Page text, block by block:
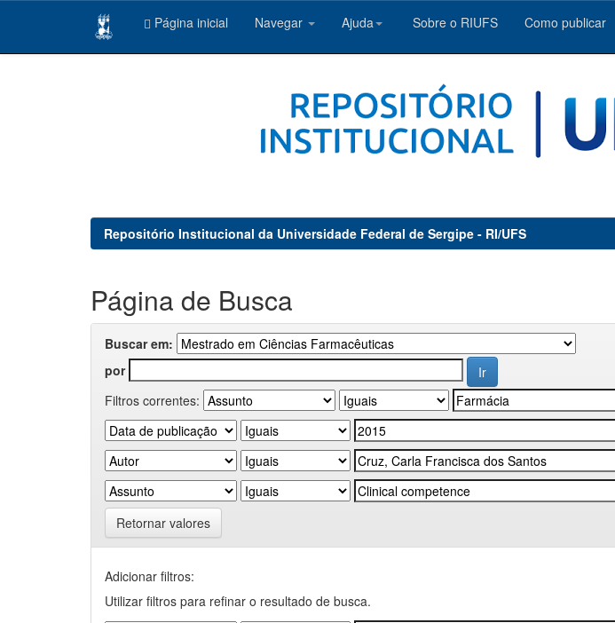
Página inicial Navegar Ajuda Sobre o RIUFS Como publicar
Repositório Institucional da Universidade Federal de Sergipe - RI/UFS
Página de Busca
Buscar em:
por
Filtros correntes:
Retornar valores
Adicionar filtros:
Utilizar filtros para refinar o resultado de busca.